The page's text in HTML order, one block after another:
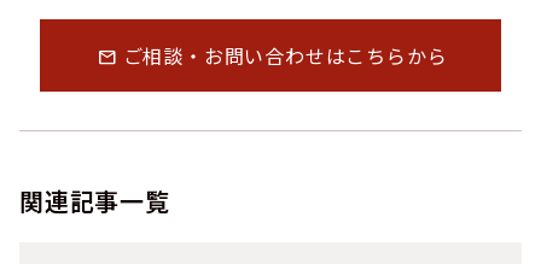
mail ご相談・お問い合わせはこちらから
関連記事一覧